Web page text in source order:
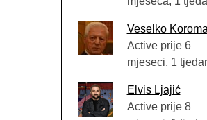
Veselko
Active prije 6
mjeseci, 1
Elvis Ljajić
Active prije 8